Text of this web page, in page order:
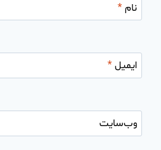
نام*
ایمیل*
وب‌سایت